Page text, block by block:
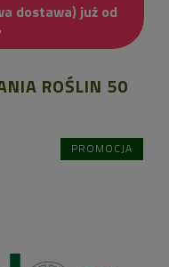
dostawa) już od
ROŚLIN 50
PROMOCJA